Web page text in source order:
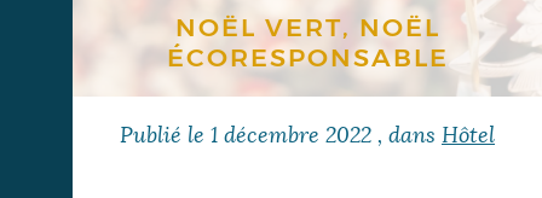
NOËL VERT, NOËL
ÉCORESPONSABLE
Publié le 1 décembre 2022 , dans Hôtel